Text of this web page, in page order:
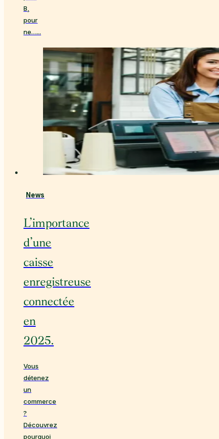
B,
pour
ne…...
News
L’importance
d’une
caisse
enregistreuse
connectée
en
2025.
Vous
détenez
un
commerce
?
Découvrez
pourquoi